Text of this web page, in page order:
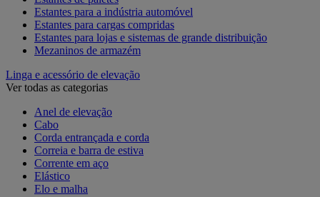
Estantes para a indústria automóvel
Estantes para cargas compridas
Estantes para lojas e sistemas de grande distribuição
Mezaninos de armazém
Linga e acessório de elevação
Ver todas as categorias
Anel de elevação
Cabo
Corda entrançada e corda
Correia e barra de estiva
Corrente em aço
Elástico
Elo e malha